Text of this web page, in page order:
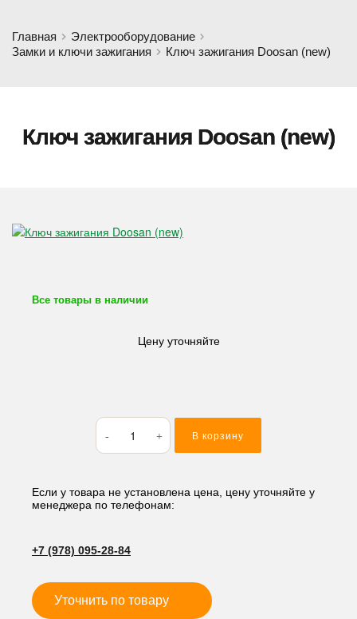
Главная
Электрооборудование
Замки и ключи зажигания
Ключ зажигания Doosan (new)
Ключ зажигания Doosan (new)
Все товары в наличии
Цену уточняйте
Количество
товара
Ключ
Doosan
(new)
В корзину
Если у товара не установлена цена, цену уточняйте у
менеджера по телефонам:
+7 (978) 095-28-84
Уточнить по товару